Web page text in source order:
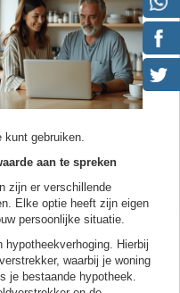
kunt gebruiken.
aan te spreken
zijn er verschillende
Elke optie heeft zijn eigen
persoonlijke situatie.
Hierbij
waarbij je woning
je bestaande hypotheek.